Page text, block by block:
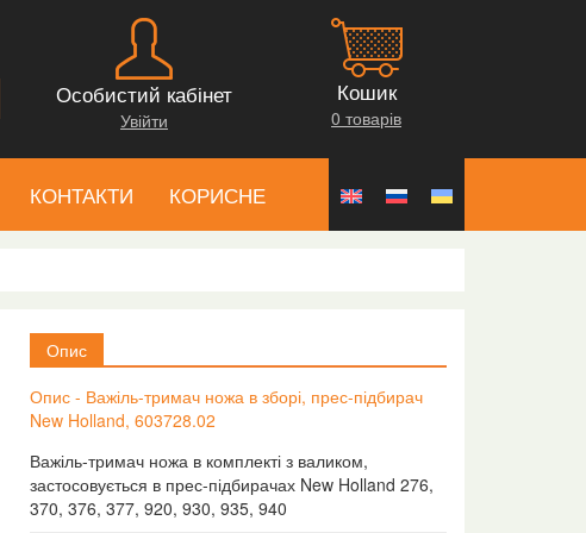
Особистий кабінет
Увійти
Кошик
0 товарів
КОНТАКТИ КОРИСНЕ
Опис
Опис - Важіль-тримач ножа в зборі, прес-підбирач
New Holland, 603728.02
Важіль-тримач ножа в комплекті з валиком,
застосовується в прес-підбирачах New Holland 276,
370, 376, 377, 920, 930, 935, 940